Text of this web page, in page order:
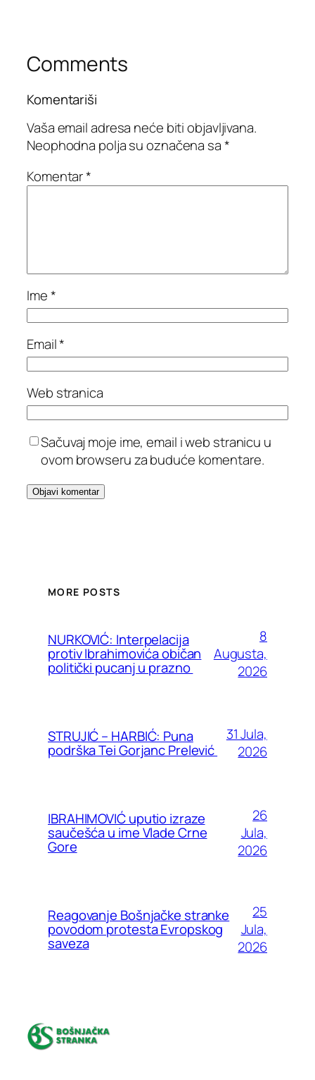
Comments
Komentariši
Vaša email adresa neće biti objavljivana.
Neophodna polja su označena sa*
Komentar*
Ime*
Email*
Web stranica
Sačuvaj moje ime, email i web stranicu u
ovom browseru za buduće komentare.
MORE POSTS
NURKOVIĆ: Interpelacija
protiv Ibrahimovića običan
politički pucanj u prazno
8
Augusta,
2026
STRUJIĆ – HARBIĆ: Puna
podrška Tei Gorjanc Prelević
31 Jula,
2026
IBRAHIMOVIĆ uputio izraze
saučešća u ime Vlade Crne
Gore
26
Jula,
2026
Reagovanje Bošnjačke stranke
povodom protesta Evropskog
saveza
25
Jula,
2026